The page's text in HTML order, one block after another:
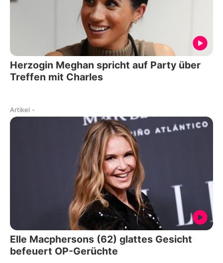
Herzogin Meghan spricht auf Party über
Treffen mit Charles
Artikel -
Elle Macphersons (62) glattes Gesicht
befeuert OP-Gerüchte